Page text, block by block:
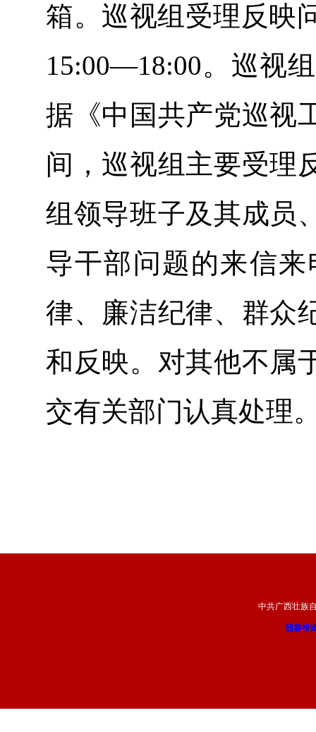
箱。巡视组受理反映
15:00—18:00。巡视
据《中国共产党巡视
间，巡视组主要受理
组领导班子及其成员
导干部问题的来信
律、廉洁纪律、群众
和反映。对其他不属
交有关部门认真处理
中共广西壮族
我要投